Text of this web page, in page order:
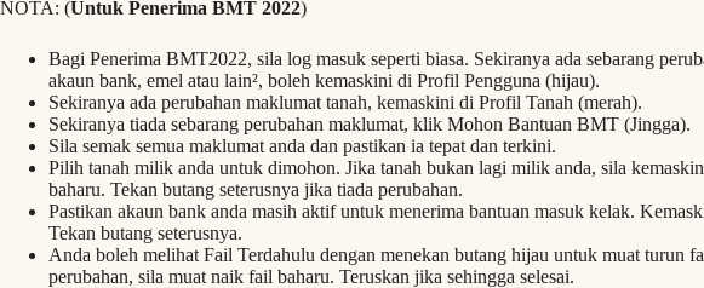
NOTA: (Untuk Penerima BMT 2022)
Bagi Penerima BMT2022, sila log masuk seperti biasa. Sekiranya ada sebarang
akaun bank, emel atau lain², boleh kemaskini di Profil Pengguna (hijau).
Sekiranya ada perubahan maklumat tanah, kemaskini di Profil Tanah (merah).
Sekiranya tiada sebarang perubahan maklumat, klik Mohon Bantuan BMT (Jingga).
Sila semak semua maklumat anda dan pastikan ia tepat dan terkini.
Pilih tanah milik anda untuk dimohon. Jika tanah bukan lagi milik anda, sila
baharu. Tekan butang seterusnya jika tiada perubahan.
Pastikan akaun bank anda masih aktif untuk menerima bantuan masuk kelak.
Tekan butang seterusnya.
Anda boleh melihat Fail Terdahulu dengan menekan butang hijau untuk muat turun
perubahan, sila muat naik fail baharu. Teruskan jika sehingga selesai.